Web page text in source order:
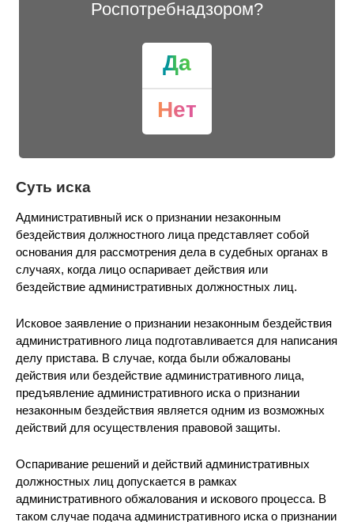
Роспотребнадзором?
Да
Нет
Суть иска
Административный иск о признании незаконным
бездействия должностного лица представляет собой
основания для рассмотрения дела в судебных органах в
случаях, когда лицо оспаривает действия или
бездействие административных должностных лиц.
Исковое заявление о признании незаконным бездействия
административного лица подготавливается для написания
делу пристава. В случае, когда были обжалованы
действия или бездействие административного лица,
предъявление административного иска о признании
незаконным бездействия является одним из возможных
действий для осуществления правовой защиты.
Оспаривание решений и действий административных
должностных лиц допускается в рамках
административного обжалования и искового процесса. В
таком случае подача административного иска о признании